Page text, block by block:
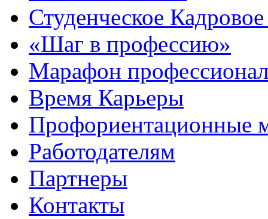
Студенческое Кадровое
«Шаг в профессию»
Марафон
Время Карьеры
Профориентационные
Работодателям
Партнеры
Контакты